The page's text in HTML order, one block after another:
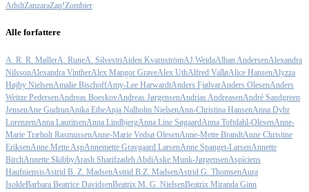
AdultZanzaraZap!Zombier
Alle forfattere
A. R. R. MøllerA. RuneA. SilvestriAiden KvarnströmAJ WeidaAlban AndersenAlexandra
NilssonAlexandra VintherAlex Mangor GraveAlex UthAlfred ValløAlice HansenAlyzza
Højby NielsenAmalie BischoffAmy-Lee HarwardtAnders FjølvarAnders OlesenAnders
Weitze PedersenAndreas BoeskovAndreas JørgensenAndrias AndreasenAndré Sandgreen
JensenAne GudrunAnika EibeAnja Nalholm NielsenAnn-Christina HansenAnna Dyhr
LorenzenAnna LauritsenAnna LindbjergAnna Line SøgaardAnna Toftdahl-OlesenAnne-
Marie Træholt RasmussenAnne-Marie Vedsø OlesenAnne-Mette BrandtAnne Christine
EriksenAnne Mette AspAnnemette Gravgaard LarsenAnne Spanget-LarsenAnnette
BirchAnnette SkibbyArash Sharifzadeh AbdiAske Munk-JørgensenAspíciens
HaufniensisAstrid B. Z. MadsenAstrid B.Z. MadsenAstrid G. ThomsenAura
IsoldeBarbara Beatrice DavidsenBeatrix M. G. NielsenBeatrix Miranda Ginn